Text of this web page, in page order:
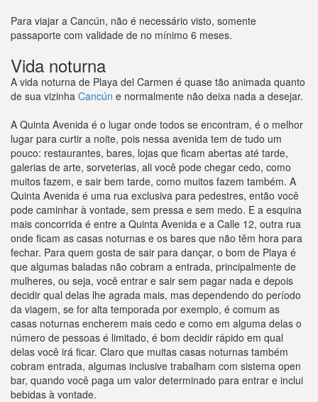
Para viajar a Cancún, não é necessário visto, somente
passaporte com validade de no mínimo 6 meses.
Vida noturna
A vida noturna de Playa del Carmen é quase tão animada quanto
de sua vizinha Cancún e normalmente não deixa nada a desejar.
A Quinta Avenida é o lugar onde todos se encontram, é o melhor
lugar para curtir a noite, pois nessa avenida tem de tudo um
pouco: restaurantes, bares, lojas que ficam abertas até tarde,
galerias de arte, sorveterias, ali você pode chegar cedo, como
muitos fazem, e sair bem tarde, como muitos fazem também. A
Quinta Avenida é uma rua exclusiva para pedestres, então você
pode caminhar à vontade, sem pressa e sem medo. E a esquina
mais concorrida é entre a Quinta Avenida e a Calle 12, outra rua
onde ficam as casas noturnas e os bares que não têm hora para
fechar. Para quem gosta de sair para dançar, o bom de Playa é
que algumas baladas não cobram a entrada, principalmente de
mulheres, ou seja, você entrar e sair sem pagar nada e depois
decidir qual delas lhe agrada mais, mas dependendo do período
da viagem, se for alta temporada por exemplo, é comum as
casas noturnas encherem mais cedo e como em alguma delas o
número de pessoas é limitado, é bom decidir rápido em qual
delas você irá ficar. Claro que muitas casas noturnas também
cobram entrada, algumas inclusive trabalham com sistema open
bar, quando você paga um valor determinado para entrar e inclui
bebidas à vontade.